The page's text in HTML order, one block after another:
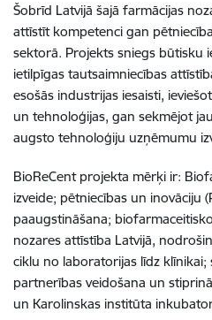
Šobrīd Latvijā šajā farmācijas
attīstīt kompetenci gan
sektorā. Projekts sniegs būtisku
ietilpīgas tautsaimniecības
esošās industrijas iesaisti,
un tehnoloģijas, gan sekmējot
augsto tehnoloģiju uzņēmumu
BioReCent projekta mērķi ir:
izveide; pētniecības un inovāciju
paaugstināšana;
nozares attīstība Latvijā,
ciklu no laboratorijas līdz
partnerības veidošana un
un Karolinskas institūta